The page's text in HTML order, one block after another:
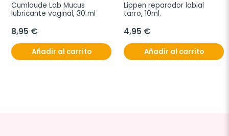
Cumlaude Lab Mucus
lubricante vaginal, 30 ml
8,95 €
Añadir al carrito
Lippen reparador labial
tarro, 10ml.
4,95 €
Añadir al carrito